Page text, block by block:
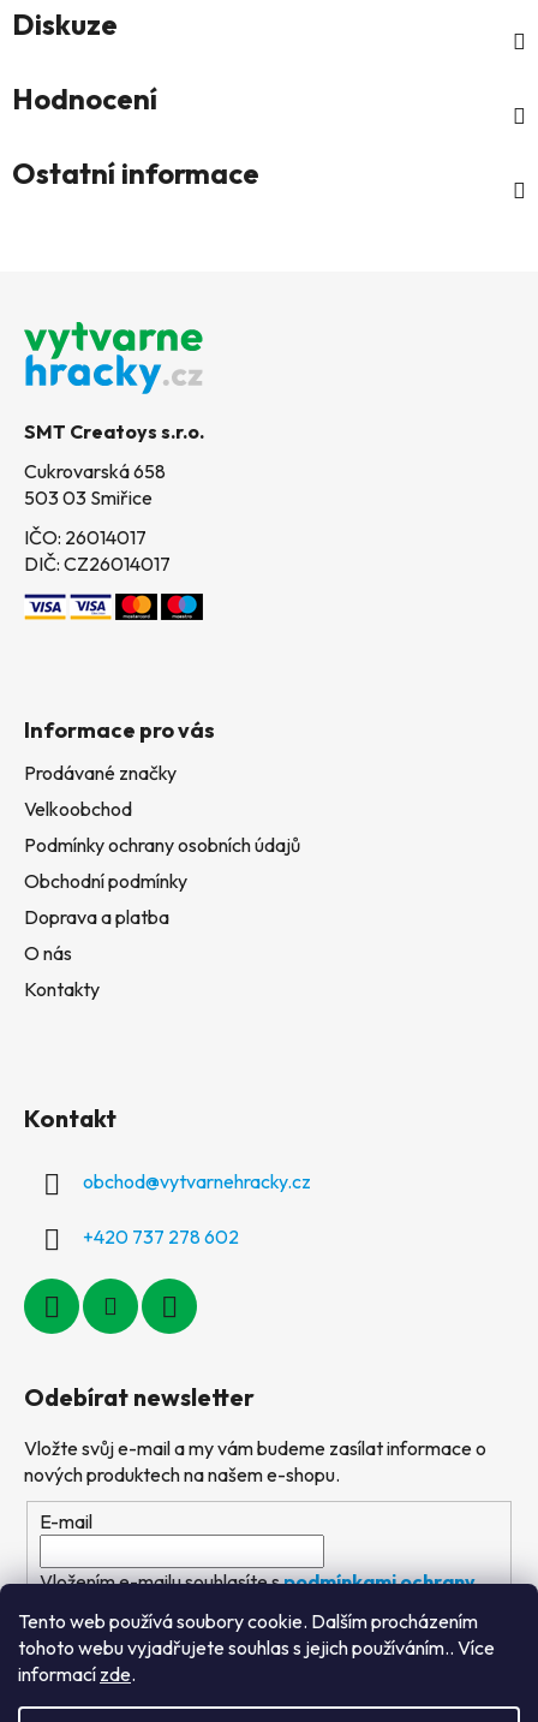
Tento web používá soubory cookie. Dalším procházením
tohoto webu vyjadřujete souhlas s jejich používáním.. Více
informací zde.
Diskuze
Hodnocení
Ostatní informace
SMT Creatoys s.r.o.
Cukrovarská 658
503 03 Smiřice
IČO: 26014017
DIČ: CZ26014017
Informace pro vás
Prodávané značky
Velkoobchod
Podmínky ochrany osobních údajů
Obchodní podmínky
Doprava a platba
O nás
Kontakty
Kontakt
obchod@vytvarnehracky.cz
+420 737 278 602
Odebírat newsletter
Vložte svůj e-mail a my vám budeme zasílat informace o
nových produktech na našem e-shopu.
E-mail
Vložením e-mailu souhlasíte spodmínkami ochrany
osobních údajů
PŘIHLÁSIT SE